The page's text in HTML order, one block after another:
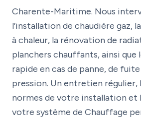
Charente-Maritime. Nous
l’installation de chaudière gaz,
à chaleur, la rénovation de
planchers chauffants, ainsi que
rapide en cas de panne, de
pression. Un entretien régulier,
normes de votre installation et
votre système de Chauffage